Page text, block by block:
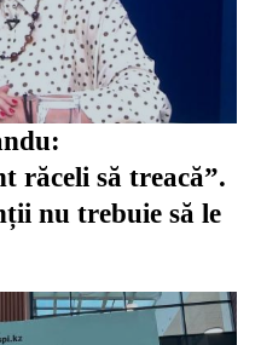
răceli să treacă”.
nu trebuie să le